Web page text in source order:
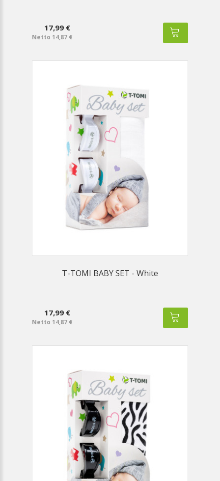
17,99 €
Netto 14,87 €
T-TOMI BABY SET - White
17,99 €
Netto 14,87 €